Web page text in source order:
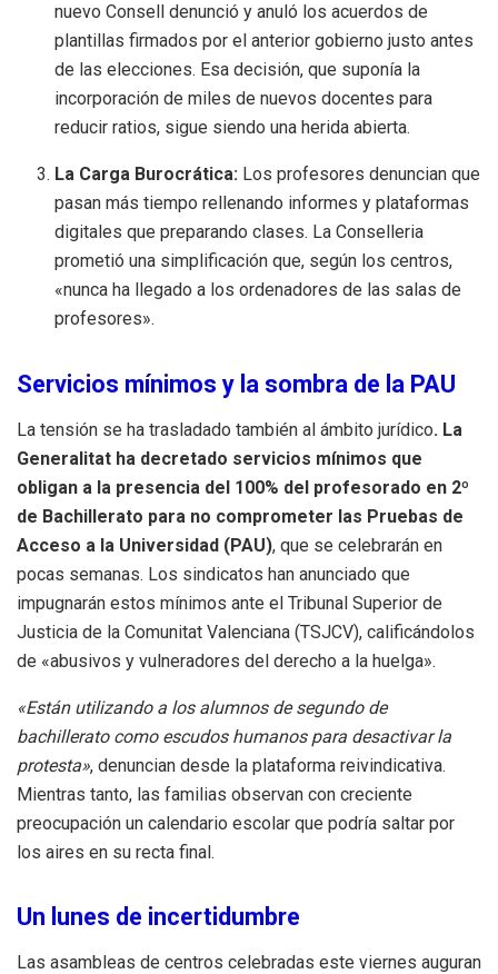
nuevo Consell denunció y anuló los acuerdos de
plantillas firmados por el anterior gobierno justo antes
de las elecciones. Esa decisión, que suponía la
incorporación de miles de nuevos docentes para
reducir ratios, sigue siendo una herida abierta.
La Carga Burocrática: Los profesores denuncian que
pasan más tiempo rellenando informes y plataformas
digitales que preparando clases. La Conselleria
prometió una simplificación que, según los centros,
«nunca ha llegado a los ordenadores de las salas de
profesores».
Servicios mínimos y la sombra de la PAU
La tensión se ha trasladado también al ámbito jurídico. La
Generalitat ha decretado servicios mínimos que
obligan a la presencia del 100% del profesorado en 2º
de Bachillerato para no comprometer las Pruebas de
Acceso a la Universidad (PAU), que se celebrarán en
pocas semanas. Los sindicatos han anunciado que
impugnarán estos mínimos ante el Tribunal Superior de
Justicia de la Comunitat Valenciana (TSJCV), calificándolos
de «abusivos y vulneradores del derecho a la huelga».
«Están utilizando a los alumnos de segundo de
bachillerato como escudos humanos para desactivar la
protesta», denuncian desde la plataforma reivindicativa.
Mientras tanto, las familias observan con creciente
preocupación un calendario escolar que podría saltar por
los aires en su recta final.
Un lunes de incertidumbre
Las asambleas de centros celebradas este viernes auguran